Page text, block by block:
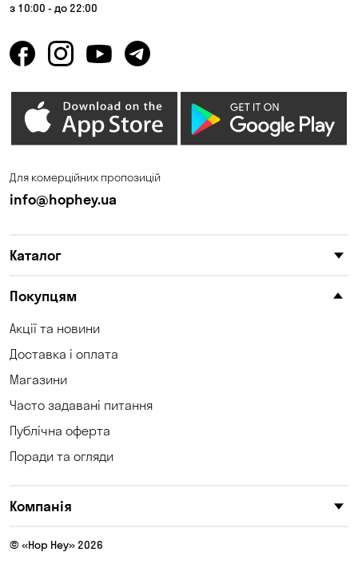
з 10:00 - до 22:00
Для комерційних пропозицій
info@hophey.ua
Каталог
Покупцям
Акції та новини
Доставка і оплата
Магазини
Часто задавані питання
Публічна оферта
Поради та огляди
Компанія
© «Hop Hey» 2026